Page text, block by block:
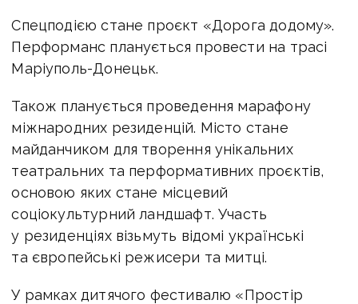
Спецподією стане проєкт «Дорога додому».
Перформанс планується провести на трасі
Маріуполь-Донецьк.
Також планується проведення марафону
міжнародних резиденцій. Місто стане
майданчиком для творення унікальних
театральних та перформативних проєктів,
основою яких стане місцевий
соціокультурний ландшафт. Участь
у резиденціях візьмуть відомі українські
та європейські режисери та митці.
У рамках дитячого фестивалю «Простір